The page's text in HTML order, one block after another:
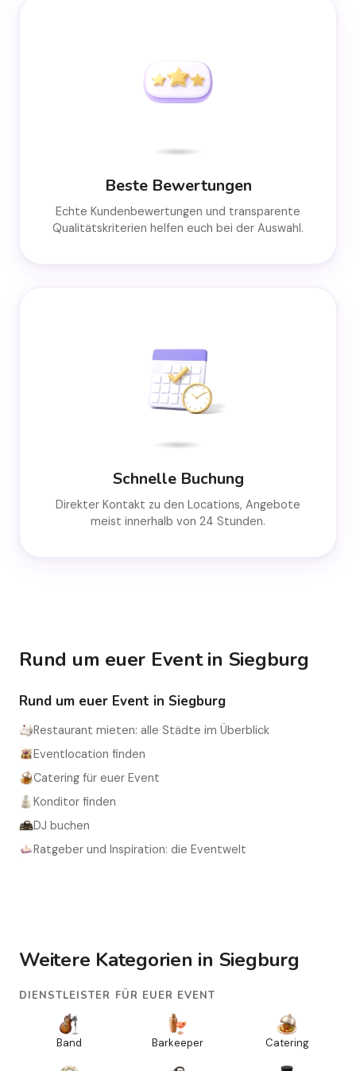
Beste Bewertungen
Echte Kundenbewertungen und transparente
Qualitätskriterien helfen euch bei der Auswahl.
Schnelle Buchung
Direkter Kontakt zu den Locations, Angebote
meist innerhalb von 24 Stunden.
Rund um euer Event in Siegburg
Rund um euer Event in Siegburg
Restaurant mieten: alle Städte im Überblick
Eventlocation finden
Catering für euer Event
Konditor finden
DJ buchen
Ratgeber und Inspiration: die Eventwelt
Weitere Kategorien in Siegburg
DIENSTLEISTER FÜR EUER EVENT
Band Barkeeper Catering